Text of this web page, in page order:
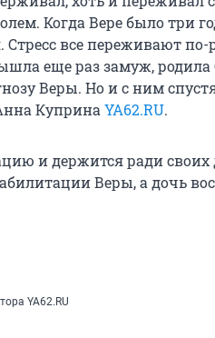
Когда Вере было три
Стресс все переживают
еще раз замуж,
Веры. Но и с ним
Куприна YA62.RU.
и держится ради своих
Веры, а дочь
YA62.RU